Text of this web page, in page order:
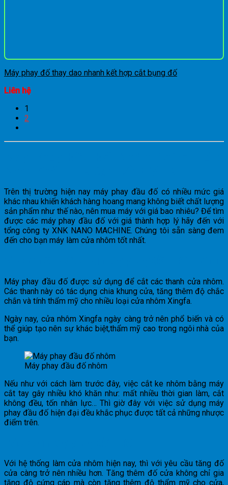
Máy phay đố thay dao nhanh kết hợp cắt bụng đố
Liên hệ
1
2
Trên thị trường hiện nay máy phay đầu đố có nhiều mức giá
khác nhau khiến khách hàng hoang mang không biết chất lượng
sản phẩm như thế nào, nên mua máy với giá bao nhiêu? Để tìm
được các máy phay đầu đố với giá thành hợp lý hãy đến với
tổng công ty XNK NANO MACHINE. Chúng tôi sẵn sàng đem
đến cho bạn máy làm cửa nhôm tốt nhất.
Máy phay đầu đố được sử dụng để cắt các thanh cửa nhôm.
Các thanh này có tác dụng chia khung cửa, tăng thêm độ chắc
chắn và tính thẩm mỹ cho nhiều loại cửa nhôm Xingfa.
Ngày nay, cửa nhôm Xingfa ngày càng trở nên phổ biến và có
thể giúp tạo nên sự khác biệt,thẩm mỹ cao trong ngôi nhà của
bạn.
Máy phay đầu đố nhôm
Nếu như với cách làm trước đây, việc cắt ke nhôm bằng máy
cắt tay gây nhiều khó khăn như: mất nhiều thời gian làm, cắt
không đều, tốn nhân lực… Thì giờ đây với việc sử dụng máy
phay đầu đố hiện đại đều khắc phục được tất cả những nhược
điểm trên.
Với hệ thống làm cửa nhôm hiện nay, thì với yêu cầu tăng đố
cửa càng trở nên nhiều hơn. Tăng thêm đố cửa không chỉ gia
tăng độ cứng cáp mà còn tăng thêm độ thẩm mỹ cho cửa,